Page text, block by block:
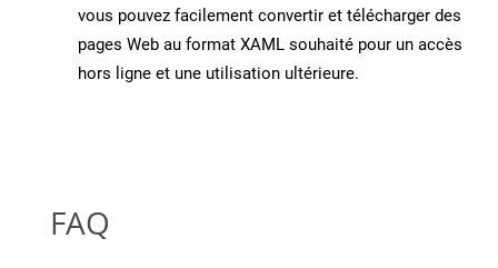
vous pouvez facilement convertir et télécharger des
pages Web au format XAML souhaité pour un accès
hors ligne et une utilisation ultérieure.
FAQ